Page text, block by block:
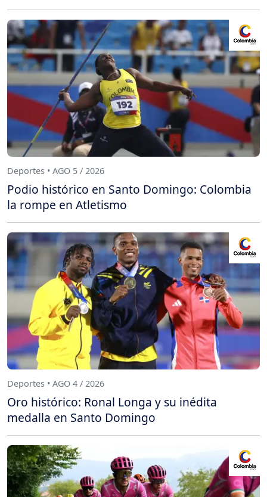
Deportes • AGO 5 / 2026
Podio histórico en Santo Domingo: Colombia
la rompe en Atletismo
Deportes • AGO 4 / 2026
Oro histórico: Ronal Longa y su inédita
medalla en Santo Domingo